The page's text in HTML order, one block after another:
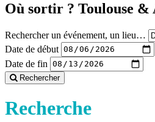
Où sortir ? Toulouse &
Rechercher un événement, un lieu…
Date de début
Date de fin
Rechercher
Recherche